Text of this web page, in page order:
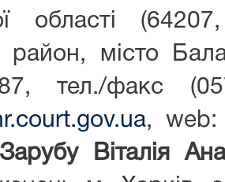
області
район, місто
тел./факс
,
Зарубу Віталія